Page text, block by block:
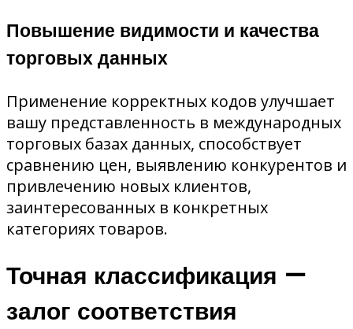
Повышение видимости и качества
торговых данных
Применение корректных кодов улучшает
вашу представленность в международных
торговых базах данных, способствует
сравнению цен, выявлению конкурентов и
привлечению новых клиентов,
заинтересованных в конкретных
категориях товаров.
Точная классификация —
залог соответствия